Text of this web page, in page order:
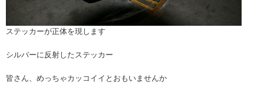
ステッカーが正体を現します
シルバーに反射したステッカー
皆さん、めっちゃカッコイイとおもいませんか